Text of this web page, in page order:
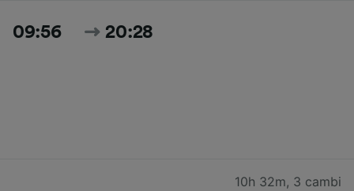
09:56 20:28
10h 32m, 3 cambi